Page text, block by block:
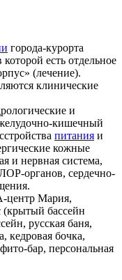
города-курорта
есть отдельное
(лечение).
клинические
и
кишечный
питания и
кожные
и нервная система,
органов, сердечно-
центр Мария,
бассейн
русская баня,
кедровая бочка,
бар, персональная